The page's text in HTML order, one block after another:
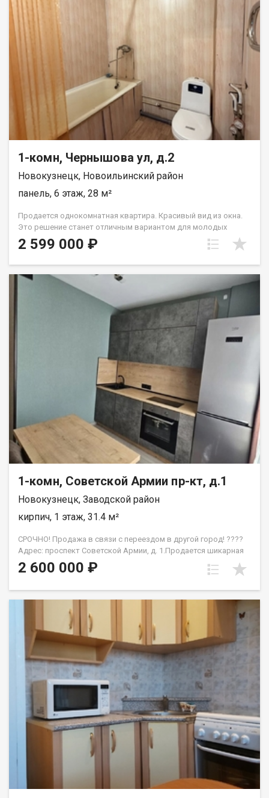
1-комн, Чернышова ул, д.2
Новокузнецк, Новоильинский район
панель, 6 этаж, 28 м²
Продается однокомнатная квартира. Красивый вид из окна.
Это решение станет отличным вариантом для молодых
людей, студентов, пожилых людей, для сдачи в аренду или
вложения денег для внуков. Месторасположение рядом с
шаговой доступности во дворе магазин продуктовый
Монетка. Для развлечений и шопинга достаточно дойти до
торгово-развлекательного центра Парус, где есть кинотеатр,
кафе и магазины одежды. Благоустроенная придомовая
территория, парковочные места во дворе. В квартире
выполнен косметический ремонт. Остается кухонный
гарнитур. Документы проверены юристом агентства. Показ в
любое время, ключ в агентстве. Назовите при звонке данный
номер объявления - 542526 Номер объекта: 542526. Наталья
2 599 000 ₽
1-комн, Советской Армии пр-кт, д.1
Новокузнецк, Заводской район
кирпич, 1 этаж, 31.4 м²
СРОЧНО! Продажа в связи с переездом в другой город! ????
Адрес: проспект Советской Армии, д. 1.Продается шикарная
1-комнатная квартира «под ключ» — остается вся мебель и
техника! Ремонт делали для себя, все абсолютно новое и
прочность).Стены идеально выровнены, флизелиновые обои.
Санузел в дорогом керамограните, установлена инсталляция,
дизайнерская каменная раковина и бойлер Bosch.Стильная
кухня на заказ от салона «Шкафоф». Идеальный вариант как
для личного проживания, так и для мгновенной сдачи в
аренду (не требует ни рубля вложений). Документы готовы,
быстрый выход на сделку. Назовите при звонке данный
номер объявления - 542641 Номер объекта: 542641. Павел
2 600 000 ₽